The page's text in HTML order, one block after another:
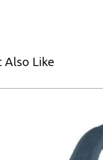
Also Like